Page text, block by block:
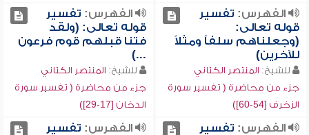
الفهرس: تفسير
قوله تعالى:
(وجعلناهم سلفاً ومثلاً
للآخرين)
للشيخ: المنتصر الكتاني
جزء من محاضرة ( تفسير سورة
الزخرف [54-60])
الفهرس: تفسير
قوله تعالى: (ولقد
فتنا قبلهم قوم فرعون
...)
للشيخ: المنتصر الكتاني
جزء من محاضرة ( تفسير سورة
الدخان [17-29])
الفهرس: تفسير
الفهرس: تفسير